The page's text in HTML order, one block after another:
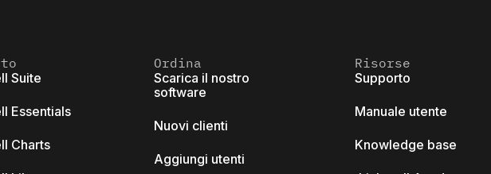
Suite
Essentials
Charts
Ordina
Scarica il nostro
software
Nuovi clienti
Aggiungi utenti
Risorse
Supporto
Manuale utente
Knowledge base